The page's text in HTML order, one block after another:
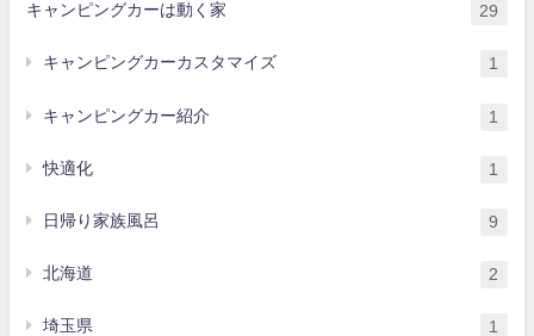
キャンピングカーは動く家 29
キャンピングカーカスタマイズ 1
キャンピングカー紹介 1
快適化 1
日帰り家族風呂 9
北海道 2
埼玉県 1